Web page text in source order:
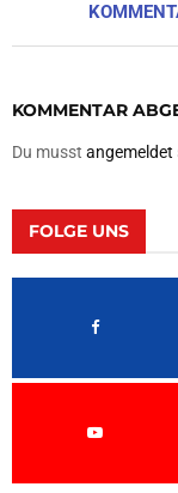
KOMMENTAR
Du musst angemeldet
FOLGE UNS